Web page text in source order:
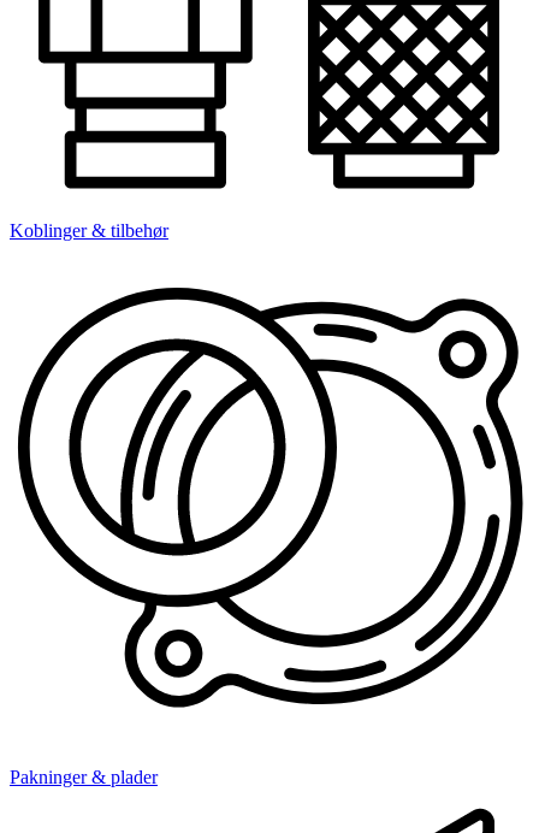
Koblinger & tilbehør
Pakninger & plader